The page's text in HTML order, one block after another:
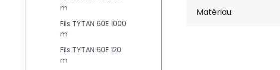
Matériau:
m
Fils TYTAN 60E 1000
m
Fils TYTAN 60E 120
m